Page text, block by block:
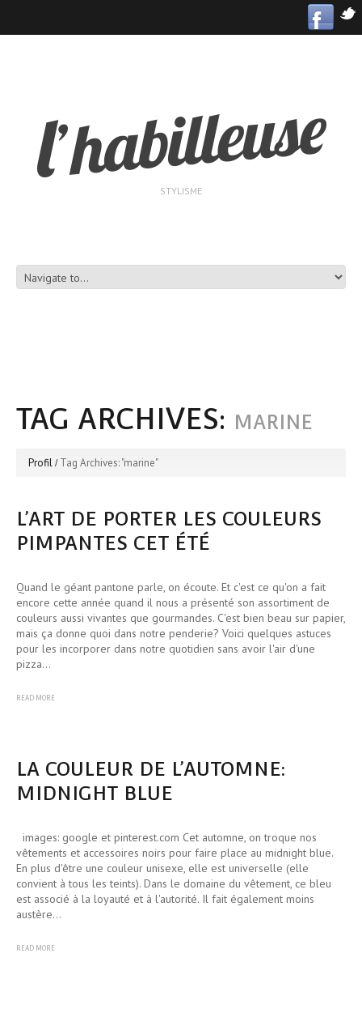
STYLISME
TAG ARCHIVES: MARINE
Profil Tag Archives: "marine"
L’ART DE PORTER LES COULEURS
PIMPANTES CET ÉTÉ
Quand le géant pantone parle, on écoute. Et c'est ce qu'on a fait
encore cette année quand il nous a présenté son assortiment de
couleurs aussi vivantes que gourmandes. C'est bien beau sur papier,
mais ça donne quoi dans notre penderie? Voici quelques astuces
pour les incorporer dans notre quotidien sans avoir l'air d'une
pizza…
READ MORE
LA COULEUR DE L’AUTOMNE:
MIDNIGHT BLUE
images: google et pinterest.com Cet automne, on troque nos
vêtements et accessoires noirs pour faire place au midnight blue.
En plus d'être une couleur unisexe, elle est universelle (elle
convient à tous les teints). Dans le domaine du vêtement, ce bleu
est associé à la loyauté et à l'autorité. Il fait également moins
austère…
READ MORE